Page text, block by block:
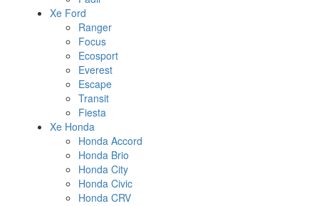
Xe Ford
Ranger
Focus
Ecosport
Everest
Escape
Transit
Fiesta
Xe Honda
Honda Accord
Honda Brio
Honda City
Honda Civic
Honda CRV